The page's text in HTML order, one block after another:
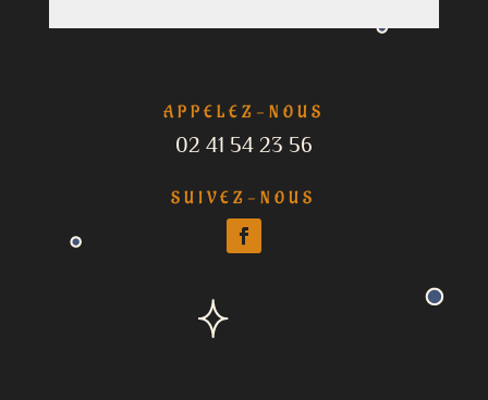
APPELEZ-NOUS
02 41 54 23 56
SUIVEZ-NOUS